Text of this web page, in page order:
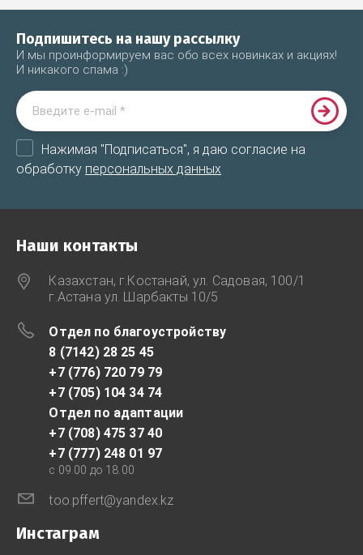
Подпишитесь на нашу рассылку
И мы проинформируем вас обо всех новинках и акциях!
И никакого спама :)
Нажимая "Подписаться", я даю согласие на
обработку персональных данных
Наши контакты
Казахстан, г.Костанай, ул. Садовая, 100/1
г.Астана ул. Шарбакты 10/5
Отдел по благоустройству
8 (7142) 28 25 45
+7 (776) 720 79 79
+7 (705) 104 34 74
Отдел по адаптации
+7 (708) 475 37 40
+7 (777) 248 01 97
с 09.00 до 18.00
too.pffert@yandex.kz
Инстаграм